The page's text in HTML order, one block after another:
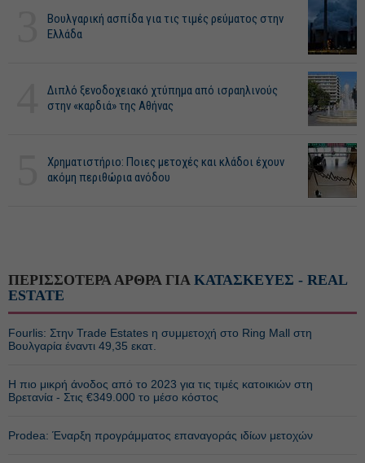
Βουλγαρική ασπίδα για τις τιμές ρεύματος στην
Ελλάδα
Διπλό ξενοδοχειακό χτύπημα από ισραηλινούς
στην «καρδιά» της Αθήνας
Χρηματιστήριο: Ποιες μετοχές και κλάδοι έχουν
ακόμη περιθώρια ανόδου
ΠΕΡΙΣΣΟΤΕΡΑ ΑΡΘΡΑ ΓΙΑ ΚΑΤΑΣΚΕΥΕΣ - REAL
ESTATE
Fourlis: Στην Trade Estates η συμμετοχή στο Ring Mall στη
Βουλγαρία έναντι 49,35 εκατ.
Η πιο μικρή άνοδος από το 2023 για τις τιμές κατοικιών στη
Βρετανία - Στις €349.000 το μέσο κόστος
Prodea: Έναρξη προγράμματος επαναγοράς ιδίων μετοχών